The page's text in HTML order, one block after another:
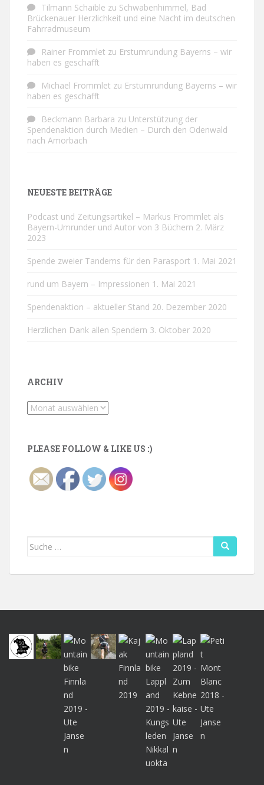
Tilmann Schaible zu Schwabenhimmel, Bad
Brückenauer Herzlichkeit und eine Nacht im deutschen
Fahrradmuseum
Rainer Frommlet zu Erstumrundung Bayerns – wir
haben es geschafft
Michael Frommlet zu Erstumrundung Bayerns – wir
haben es geschafft
Beckmann Barbara zu Unterstützung der
Spendenaktion durch Medien – Durch den Odenwald
nach Amorbach
NEUESTE BEITRÄGE
Podcast und Zeitungsartikel – Markus Frommlet als
Bayern-Umrunder und Autor von 3 Büchern 2. März
2023
Spende zweier Tandems für den Parasport 1. Mai 2021
rund um Bayern – Impressionen 1. Mai 2021
Spendenaktion – aktueller Stand 20. Dezember 2020
Herzlichen Dank allen Spendern 3. Oktober 2020
ARCHIV
Archiv
PLEASE FOLLOW & LIKE US :)
Suche